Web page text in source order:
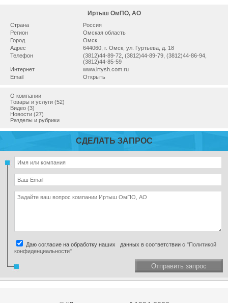
Иртыш ОмПО, АО
Страна
Россия
Регион
Омская область
Город
Омск
Адрес
644060, г. Омск, ул. Гуртьева, д. 18
Телефон
(3812)44-89-72, (3812)44-89-79, (3812)44-86-94,
(3812)44-85-59
Интернет
www.irtysh.com.ru
Email
Открыть
О компании
Товары и услуги (52)
Видео (3)
Новости (27)
Разделы и рубрики
СДЕЛАТЬ ЗАПРОС
Даю согласие на обработку наших данных в соответствии с "Политикой
конфиденциальности"
Отправить запрос